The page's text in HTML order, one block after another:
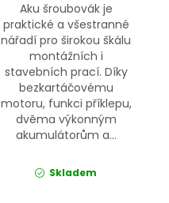
Aku šroubovák je
praktické a všestranné
nářadí pro širokou škálu
montážních i
stavebních prací. Díky
bezkartáčovému
motoru, funkci příklepu,
dvěma výkonným
akumulátorům a...
Skladem